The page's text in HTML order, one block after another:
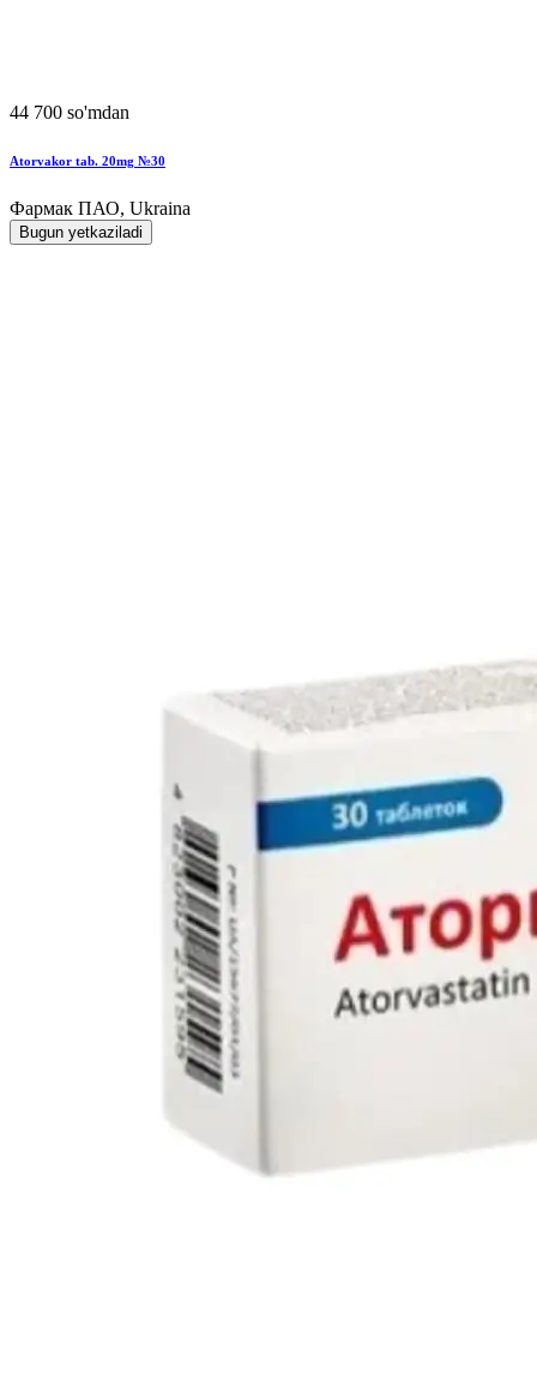
44 700 so'mdan
Atorvakor tab. 20mg №30
Фармак ПАО, Ukraina
Bugun yetkaziladi